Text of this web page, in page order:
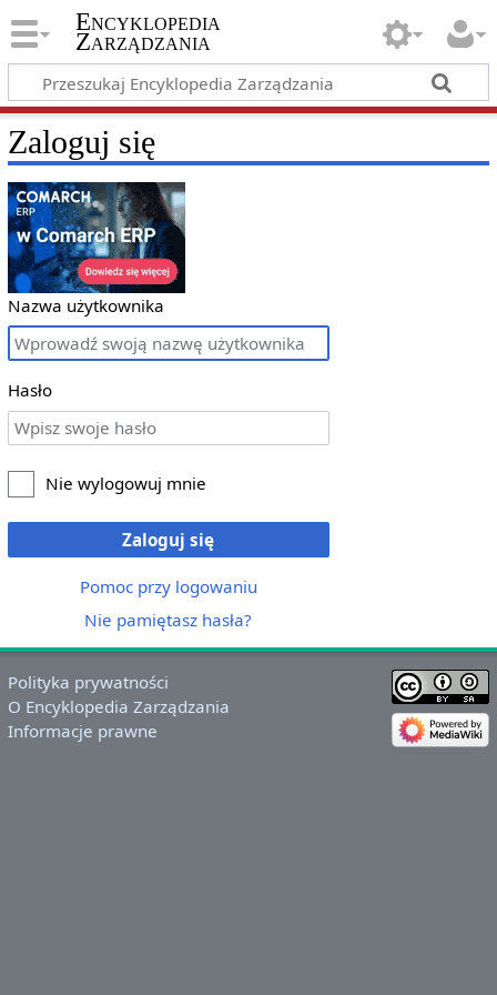
Encyklopedia
Zarządzania
Zaloguj się
Nazwa użytkownika
Hasło
Nie wylogowuj mnie
Zaloguj się
Pomoc przy logowaniu
Nie pamiętasz hasła?
Polityka prywatności
O Encyklopedia Zarządzania
Informacje prawne